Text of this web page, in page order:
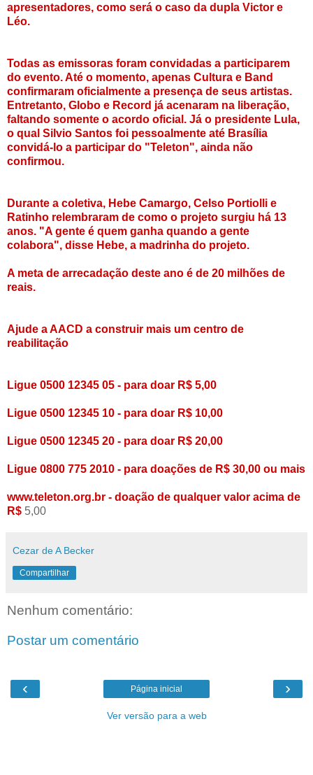
apresentadores, como será o caso da dupla Victor e
Léo.
Todas as emissoras foram convidadas a participarem
do evento. Até o momento, apenas Cultura e Band
confirmaram oficialmente a presença de seus artistas.
Entretanto, Globo e Record já acenaram na liberação,
faltando somente o acordo oficial. Já o presidente Lula,
o qual Silvio Santos foi pessoalmente até Brasília
convidá-lo a participar do "Teleton", ainda não
confirmou.
Durante a coletiva, Hebe Camargo, Celso Portiolli e
Ratinho relembraram de como o projeto surgiu há 13
anos. "A gente é quem ganha quando a gente
colabora", disse Hebe, a madrinha do projeto.
A meta de arrecadação deste ano é de 20 milhões de
reais.
Ajude a AACD a construir mais um centro de
reabilitação
Ligue 0500 12345 05 - para doar R$ 5,00
Ligue 0500 12345 10 - para doar R$ 10,00
Ligue 0500 12345 20 - para doar R$ 20,00
Ligue 0800 775 2010 - para doações de R$ 30,00 ou mais
www.teleton.org.br - doação de qualquer valor acima de
R$ 5,00
Cezar de A Becker
Compartilhar
Nenhum comentário:
Postar um comentário
‹ ›
Página inicial
Ver versão para a web